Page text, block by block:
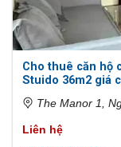
Cho thuê căn hộ
Stuido 36m2 giá
The Manor 1,
Liên hệ